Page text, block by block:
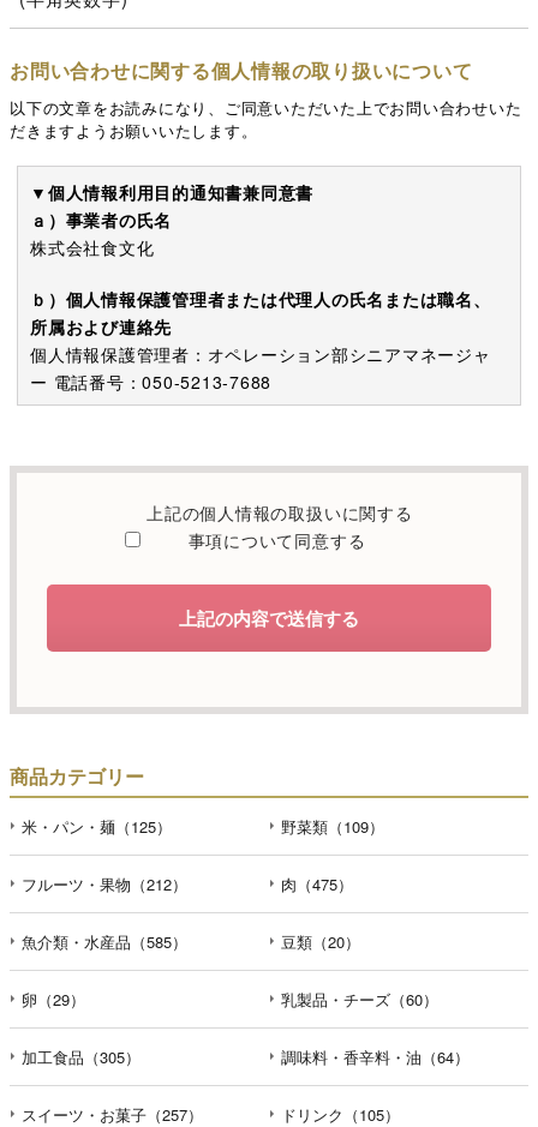
お問い合わせに関する個人情報の取り扱いについて
以下の文章をお読みになり、ご同意いただいた上でお問い合わせいた
だきますようお願いいたします。
▼個人情報利用目的通知書兼同意書
ａ）事業者の氏名
株式会社食文化
ｂ）個人情報保護管理者または代理人の氏名または職名、
所属および連絡先
個人情報保護管理者：オペレーション部シニアマネージャ
ー 電話番号：050-5213-7688
本お問い合わせフォームでご提供いただく個人情報は、お
関する情報を電子メールや電話等でご提供するために利用
d）個人情報を第三者に提供することが予定される場合の事
本人の同意がある場合または法令に基づく場合を除き、取
定の水準に達していると認めた委託者に業務委託の目的で
f）開示対象個人情報の開示等および問合せ窓口について
ご本人からの求めにより、当社が保有する開示対象個人情
報の利用目的の通知・開示・内容の訂正・追加または削
除・利用の停止・消去および第三者への提供の停止（「開
示等」といいます。）に応じます。開示等のお問合せは下
記の連絡先までお願い致します。
g）本人が個人情報を与えることの任意性及び当該情報を与
個人情報の提供は任意と致しますが、当社が依頼する情報
上記の個人情報の取扱いに関する
事項について同意する
上記の内容で送信する
商品カテゴリー
米・パン・麺（125） 野菜類（109）
フルーツ・果物（212） 肉（475）
魚介類・水産品（585） 豆類（20）
卵（29） 乳製品・チーズ（60）
加工食品（305） 調味料・香辛料・油（64）
スイーツ・お菓子（257） ドリンク（105）